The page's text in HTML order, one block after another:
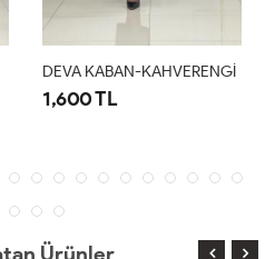
DEVA KABAN-KAHVERENGİ
1,600 TL